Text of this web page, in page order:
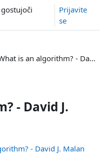
Prijavite
se
What is an algorithm? - David J. Malan (TedEd video)
- David J.
- David J. Malan